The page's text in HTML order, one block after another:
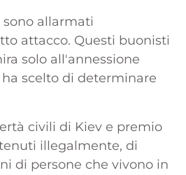
allarmati
attacco. Questi buonisti
solo all'annessione
scelto di determinare
civili di Kiev e premio
illegalmente, di
di persone che vivono in